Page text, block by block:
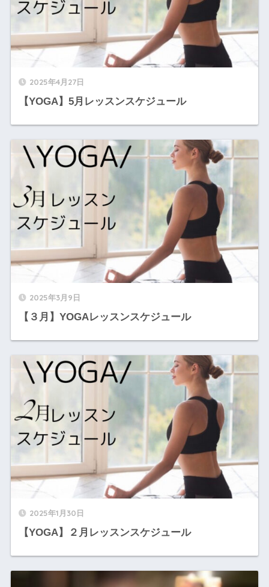
2025年4月27日
【YOGA】5月レッスンスケジュール
2025年3月9日
【３月】YOGAレッスンスケジュール
2025年1月30日
【YOGA】２月レッスンスケジュール